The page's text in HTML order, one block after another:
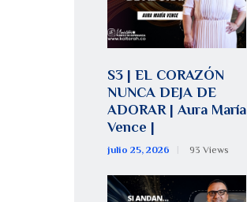
S3 | EL CORAZÓN
NUNCA DEJA DE
ADORAR | Aura María
Vence |
julio 25, 2026 93 Views